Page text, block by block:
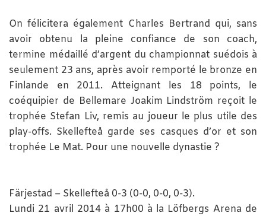
On félicitera également Charles Bertrand qui, sans
avoir obtenu la pleine confiance de son coach,
termine médaillé d’argent du championnat suédois à
seulement 23 ans, après avoir remporté le bronze en
Finlande en 2011. Atteignant les 18 points, le
coéquipier de Bellemare Joakim Lindström reçoit le
trophée Stefan Liv, remis au joueur le plus utile des
play-offs. Skellefteå garde ses casques d’or et son
trophée Le Mat. Pour une nouvelle dynastie ?
Färjestad – Skellefteå 0-3 (0-0, 0-0, 0-3).
Lundi 21 avril 2014 à 17h00 à la Löfbergs Arena de